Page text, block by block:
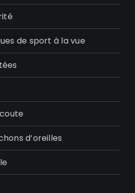
de sport à la vue
d’oreilles